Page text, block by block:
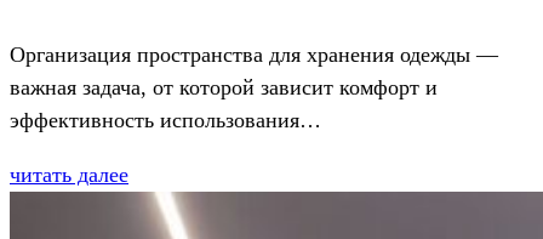
Организация пространства для хранения одежды —
важная задача, от которой зависит комфорт и
эффективность использования…
читать далее